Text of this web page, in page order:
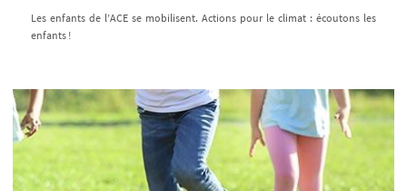
Les enfants de l’ACE se mobilisent. Actions pour le climat : écoutons les
enfants !